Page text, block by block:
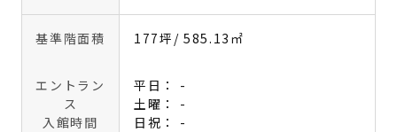
基準階面積 177坪 / 585.13㎡
エントラン
ス
入館時間
平日： -
土曜： -
日祝： -